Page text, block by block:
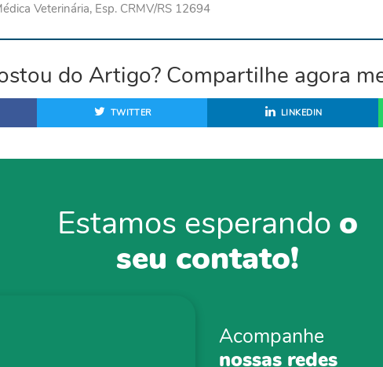
Veterinária, Esp. CRMV/RS 12694
do Artigo? Compartilhe agora
TWITTER LINKEDIN
Estamos esperando o
seu contato!
Acompanhe
nossas redes